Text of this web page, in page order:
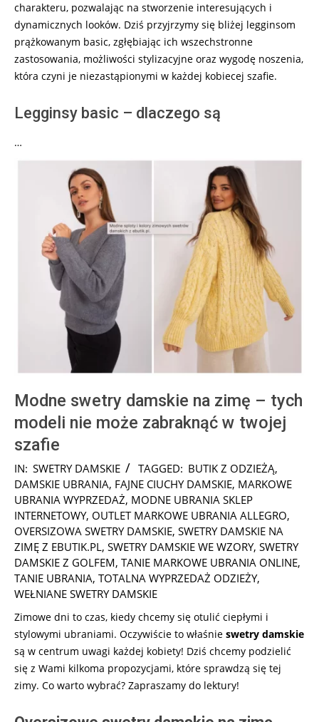
charakteru, pozwalając na stworzenie interesujących i
dynamicznych looków. Dziś przyjrzymy się bliżej legginsom
prążkowanym basic, zgłębiając ich wszechstronne
zastosowania, możliwości stylizacyjne oraz wygodę noszenia,
która czyni je niezastąpionymi w każdej kobiecej szafie.
Legginsy basic – dlaczego są
…
Modne swetry damskie na zimę – tych
modeli nie może zabraknąć w twojej
szafie
2024-
11-
14
IN: SWETRY DAMSKIE TAGGED: BUTIK Z ODZIEŻĄ,
DAMSKIE UBRANIA, FAJNE CIUCHY DAMSKIE, MARKOWE
UBRANIA WYPRZEDAŻ, MODNE UBRANIA SKLEP
INTERNETOWY, OUTLET MARKOWE UBRANIA ALLEGRO,
OVERSIZOWA SWETRY DAMSKIE, SWETRY DAMSKIE NA
ZIMĘ Z EBUTIK.PL, SWETRY DAMSKIE WE WZORY, SWETRY
DAMSKIE Z GOLFEM, TANIE MARKOWE UBRANIA ONLINE,
TANIE UBRANIA, TOTALNA WYPRZEDAŻ ODZIEŻY,
WEŁNIANE SWETRY DAMSKIE
Zimowe dni to czas, kiedy chcemy się otulić ciepłymi i
stylowymi ubraniami. Oczywiście to właśnie swetry damskie
są w centrum uwagi każdej kobiety! Dziś chcemy podzielić
się z Wami kilkoma propozycjami, które sprawdzą się tej
zimy. Co warto wybrać? Zapraszamy do lektury!